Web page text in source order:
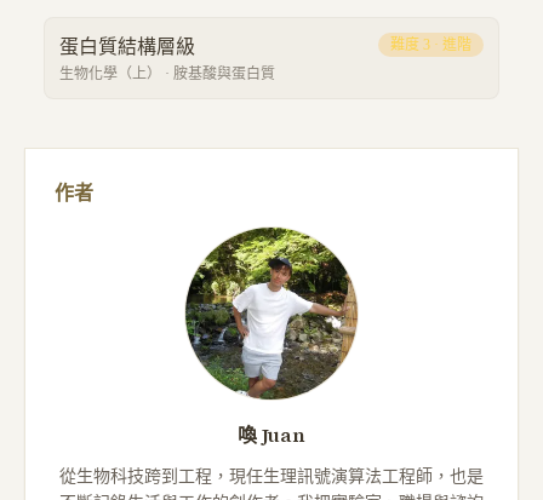
蛋白質結構層級
生物化學（上） · 胺基酸與蛋白質
難度 3 · 進階
作者
喚 Juan
從生物科技跨到工程，現任生理訊號演算法工程師，也是